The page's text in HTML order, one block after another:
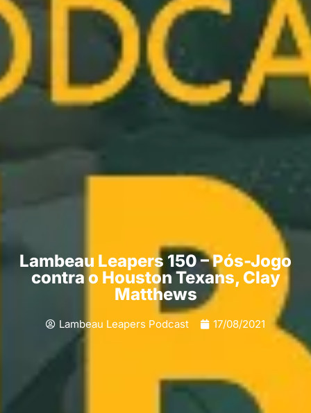
Lambeau Leapers 150 – Pós-Jogo
contra o Houston Texans, Clay
Matthews
Lambeau Leapers Podcast 17/08/2021